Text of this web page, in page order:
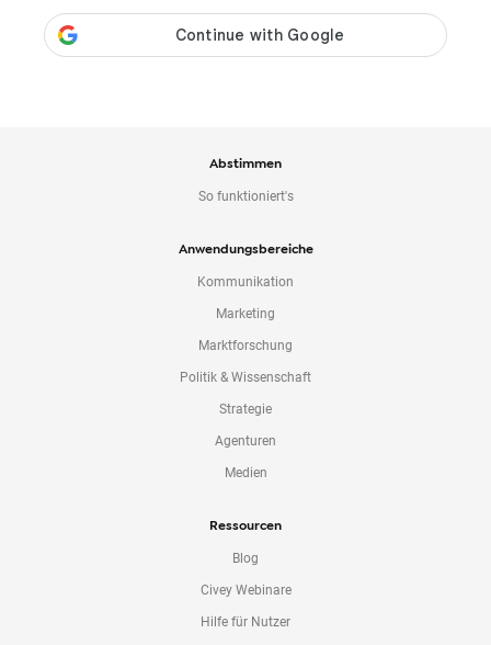
e
Abstimmen
So funktioniert's
Anwendungsbereiche
Kommunikation
Marketing
Marktforschung
Politik & Wissenschaft
Strategie
Agenturen
Medien
Ressourcen
Blog
Civey Webinare
Hilfe für Nutzer